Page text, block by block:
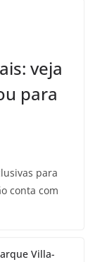
veja
para
para
conta com
Villa-